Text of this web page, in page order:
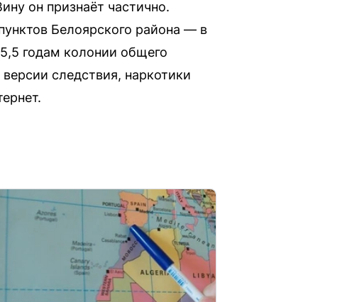
он признаёт частично.
Белоярского района — в
годам колонии общего
следствия, наркотики